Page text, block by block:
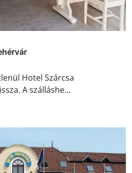
Hotel Szárcsa
A szálláshe...